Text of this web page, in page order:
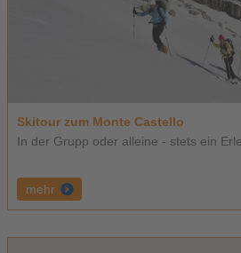
Skitour zum Monte Castello
In der Grupp oder alleine - stets ein
mehr